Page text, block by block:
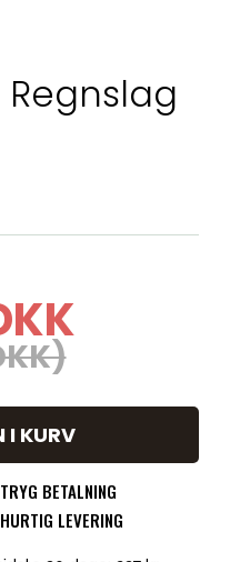
I KURV
TRYG BETALNING
HURTIG LEVERING